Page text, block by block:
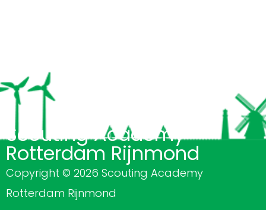
Scouting Academy
Rotterdam Rijnmond
Copyright © 2026 Scouting Academy
Rotterdam Rijnmond